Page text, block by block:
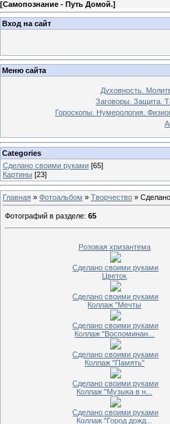
[Самопознание - Путь Домой.]
Вход на сайт
Меню сайта
Духовность.
Заговоры. Защита.
Гороскопы. Нумерология.
Categories
Сделано своими руками [65]
Картины [23]
Главная » Фотоальбом » Творчество »
Фотографий в разделе: 65
Розовая хризантема
Сделано своими руками
Цветок
Сделано своими руками
Коллаж "Мечты
Сделано своими руками
Коллаж "Воспоминан...
Сделано своими руками
Коллаж "Память"
Сделано своими руками
Коллаж "Музыка в н...
Сделано своими руками
Коллаж "Город дожд...